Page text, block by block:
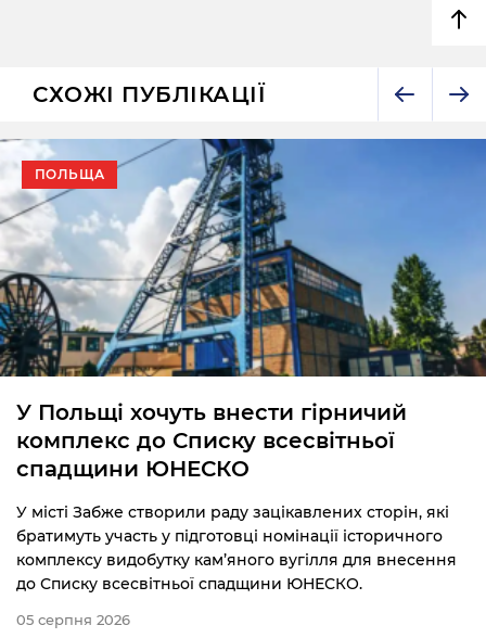
СХОЖІ ПУБЛІКАЦІЇ
ПОЛЬЩА І СВІТ
ЮНЕСКО після понад 20 років
відзначило Гдиню
Модерністський центр Гдині внесено до Списку
всесвітньої спадщини ЮНЕСКО. Відповідне рішення
було ухвалено вчора, 27 липня, під час сесії Комітету
всесвітньої спадщини в південнокорейському Пусані.
28 липня 2026